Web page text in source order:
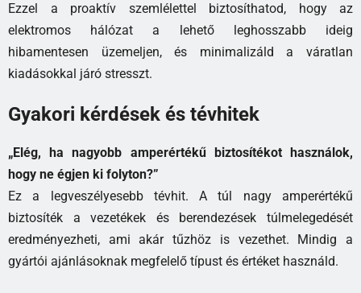
Ezzel a proaktív szemlélettel biztosíthatod, hogy az
elektromos hálózat a lehető leghosszabb ideig
hibamentesen üzemeljen, és minimalizáld a váratlan
kiadásokkal járó stresszt.
Gyakori kérdések és tévhitek
„Elég, ha nagyobb amperértékű biztosítékot használok,
hogy ne égjen ki folyton?”
Ez a legveszélyesebb tévhit. A túl nagy amperértékű
biztosíték a vezetékek és berendezések túlmelegedését
eredményezheti, ami akár tűzhöz is vezethet. Mindig a
gyártói ajánlásoknak megfelelő típust és értéket használd.